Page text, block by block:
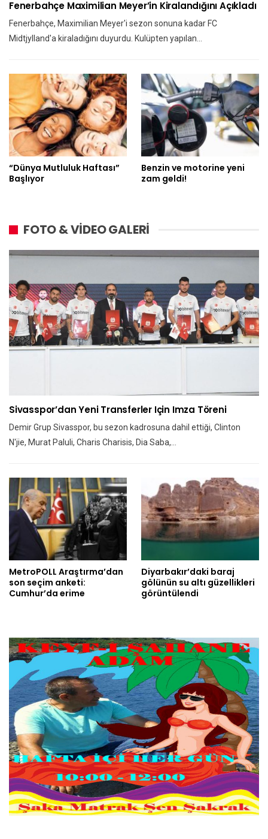
Fenerbahçe Maximilian Meyer’in Kiralandığını Açıkladı
Fenerbahçe, Maximilian Meyer'i sezon sonuna kadar FC
Midtjylland'a kiraladığını duyurdu. Kulüpten yapılan…
“Dünya Mutluluk Haftası”
Başlıyor
Benzin ve motorine yeni
zam geldi!
FOTO & VİDEO GALERİ
Sivasspor’dan Yeni Transferler Için Imza Töreni
Demir Grup Sivasspor, bu sezon kadrosuna dahil ettiği, Clinton
N'jie, Murat Paluli, Charis Charisis, Dia Saba,…
MetroPOLL Araştırma’dan
son seçim anketi:
Cumhur’da erime
Diyarbakır’daki baraj
gölünün su altı güzellikleri
görüntülendi